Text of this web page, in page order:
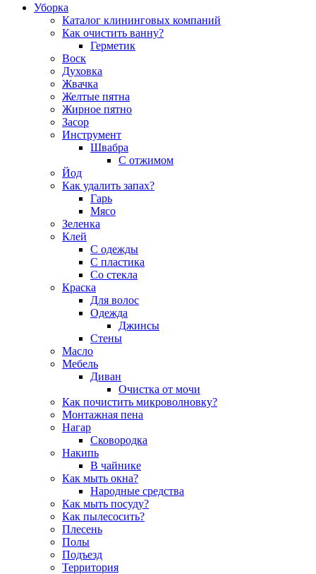
Уборка
Каталог клининговых компаний
Как очистить ванну?
Герметик
Воск
Духовка
Жвачка
Желтые пятна
Жирное пятно
Засор
Инструмент
Швабра
С отжимом
Йод
Как удалить запах?
Гарь
Мясо
Зеленка
Клей
С одежды
С пластика
Со стекла
Краска
Для волос
Одежда
Джинсы
Стены
Масло
Мебель
Диван
Очистка от мочи
Как почистить микроволновку?
Монтажная пена
Нагар
Сковородка
Накипь
В чайнике
Как мыть окна?
Народные средства
Как мыть посуду?
Как пылесосить?
Плесень
Полы
Подъезд
Территория